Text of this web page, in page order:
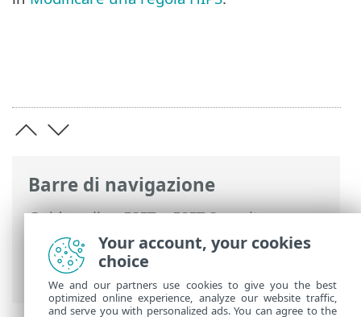
Barre di navigazione
Guida online ESET>ESET Security
Ultimate
>Configurazione avanzata>
Controlli
> HIPS: Host Intrusion
Prevention System
Your account, your cookies
choice
We and our partners use cookies to give you the best
optimized online experience, analyze our website traffic,
and serve you with personalized ads. You can agree to the